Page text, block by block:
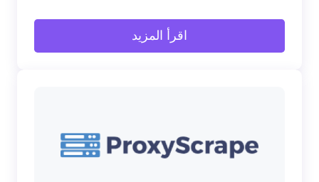
اقرأ المزيد